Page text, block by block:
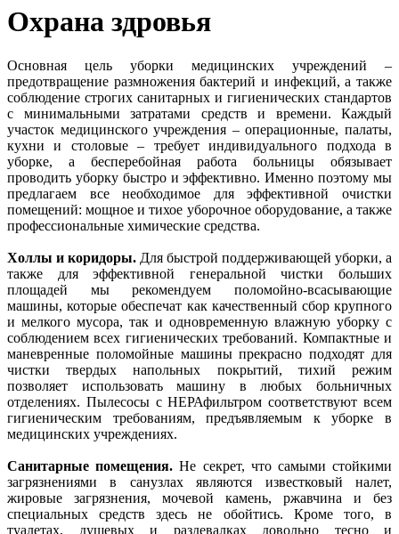
Охрана здровья
Основная цель уборки медицинских учреждений –
предотвращение размножения бактерий и инфекций, а также
соблюдение строгих санитарных и гигиенических стандартов
с минимальными затратами средств и времени. Каждый
участок медицинского учреждения – операционные, палаты,
кухни и столовые – требует индивидуального подхода в
уборке, а бесперебойная работа больницы обязывает
проводить уборку быстро и эффективно. Именно поэтому мы
предлагаем все необходимое для эффективной очистки
помещений: мощное и тихое уборочное оборудование, а также
профессиональные химические средства.
Холлы и коридоры. Для быстрой поддерживающей уборки, а
также для эффективной генеральной чистки больших
площадей мы рекомендуем поломойно-всасывающие
машины, которые обеспечат как качественный сбор крупного
и мелкого мусора, так и одновременную влажную уборку с
соблюдением всех гигиенических требований. Компактные и
маневренные поломойные машины прекрасно подходят для
чистки твердых напольных покрытий, тихий режим
позволяет использовать машину в любых больничных
отделениях. Пылесосы с НЕРАфильтром соответствуют всем
гигиеническим требованиям, предъявляемым к уборке в
медицинских учреждениях.
Санитарные помещения. Не секрет, что самыми стойкими
загрязнениями в санузлах являются известковый налет,
жировые загрязнения, мочевой камень, ржавчина и без
специальных средств здесь не обойтись. Кроме того, в
туалетах, душевых и раздевалках довольно тесно и